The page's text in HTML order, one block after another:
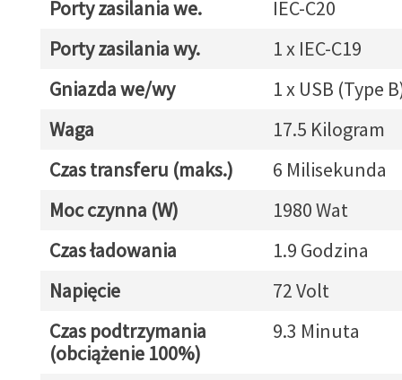
Porty zasilania we.
IEC-C20
Porty zasilania wy.
1 x IEC-C19
Gniazda we/wy
1 x USB (Type
Waga
17.5 Kilogram
Czas transferu (maks.)
6 Milisekunda
Moc czynna (W)
1980 Wat
Czas ładowania
1.9 Godzina
Napięcie
72 Volt
Czas podtrzymania
(obciążenie 100%)
9.3 Minuta